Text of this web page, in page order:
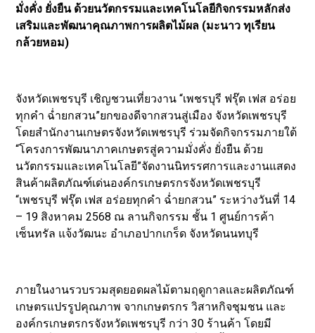
มั่งคั่ง ยั่งยืน ด้วยนวัตกรรมและเทคโนโลยีกิจกรรมหลักส่ง
เสริมและพัฒนาคุณภาพการผลิตไม้ผล (มะนาว ทุเรียน
กล้วยหอม)
จังหวัดเพชรบุรี เชิญชวนเที่ยวงาน “เพชรบุรี ฟรุ๊ต เฟส อร่อย
ทุกคำ ฉ่ำยกสวน”ยกของดีจากสวนสู่เมือง จังหวัดเพชรบุรี
โดยสำนักงานเกษตรจังหวัดเพชรบุรี ร่วมจัดกิจกรรมภายใต้
“โครงการพัฒนาภาคเกษตรสู่ความมั่งคั่ง ยั่งยืน ด้วย
นวัตกรรมและเทคโนโลยี”จัดงานนิทรรศการและงานแสดง
สินค้าผลิตภัณฑ์เด่นองค์กรเกษตรกรจังหวัดเพชรบุรี
“เพชรบุรี ฟรุ๊ต เฟส อร่อยทุกคำ ฉ่ำยกสวน” ระหว่างวันที่ 14
– 19 สิงหาคม 2568 ณ ลานกิจกรรม ชั้น 1 ศูนย์การค้า
เซ็นทรัล แจ้งวัฒนะ อำเภอปากเกร็ด จังหวัดนนทบุรี
ภายในงานรวบรวมสุดยอดผลไม้ตามฤดูกาลและผลิตภัณฑ์
เกษตรแปรรูปคุณภาพ จากเกษตรกร วิสาหกิจชุมชน และ
องค์กรเกษตรกรจังหวัดเพชรบุรี กว่า 30 ร้านค้า โดยมี